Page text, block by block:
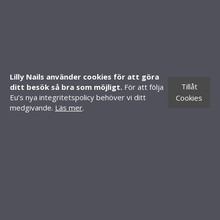
Lilly Nails använder cookies för att göra
ditt besök så bra som möjligt. För att följa
Eu’s nya integritetspolicy behöver vi ditt
medgivande. Läs mer.
Tillåt
Cookies
Butiker
CONTACT INFORMATION
Knäredsgatan 21